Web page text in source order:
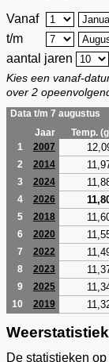
Vanaf
t/m
aantal jaren
Kies een vanaf-
over 2
Data t/m 7 augustus
Jaar
Temp.
1
2007
2 2014
3 2024
4 2026
5 2018
6 2020
7 2022
8 2023
9 2025
10 2019
De statistieken